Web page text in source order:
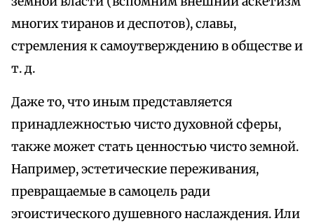
многих тиранов и деспотов), славы,
стремления к самоутверждению в обществе и
т. д.
Даже то, что иным представляется
принадлежностью чисто духовной сферы,
также может стать ценностью чисто земной.
Например, эстетические переживания,
превращаемые в самоцель ради
эгоистического душевного наслаждения. Или